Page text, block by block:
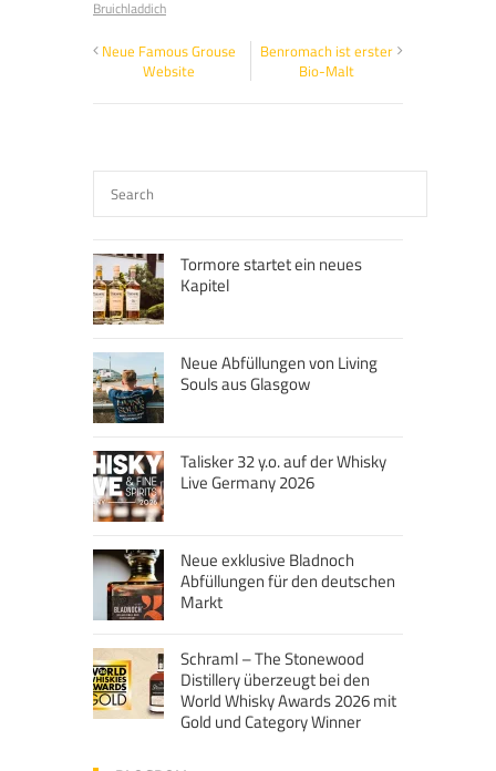
Bruichladdich
Neue Famous Grouse
Website
Benromach ist erster
Bio-Malt
Tormore startet ein neues
Kapitel
Neue Abfüllungen von Living
Souls aus Glasgow
Talisker 32 y.o. auf der Whisky
Live Germany 2026
Neue exklusive Bladnoch
Abfüllungen für den deutschen
Markt
Schraml – The Stonewood
Distillery überzeugt bei den
World Whisky Awards 2026 mit
Gold und Category Winner